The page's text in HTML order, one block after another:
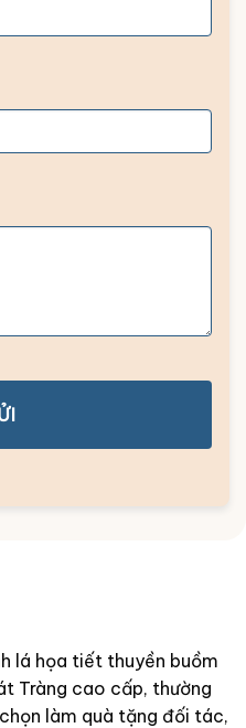
lá họa tiết thuyền buồm
Tràng cao cấp, thường
làm quà tặng đối tác,